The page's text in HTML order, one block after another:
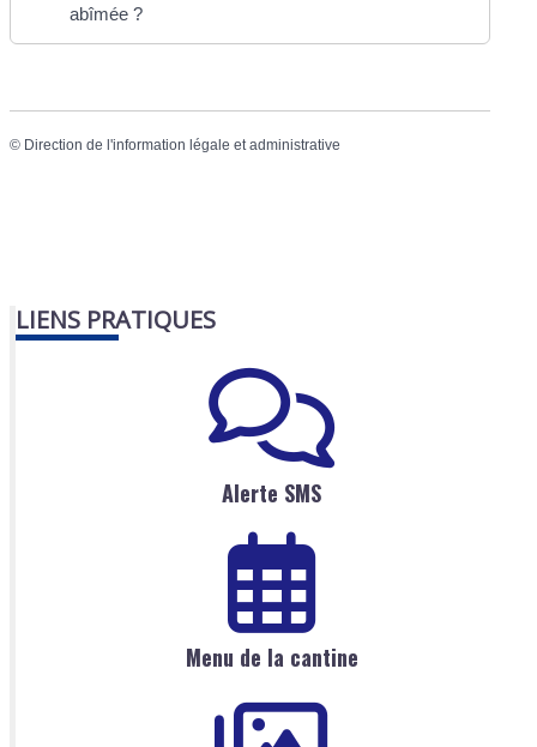
abîmée ?
© Direction de l'information légale et administrative
LIENS PRATIQUES
Alerte SMS
Menu de la cantine